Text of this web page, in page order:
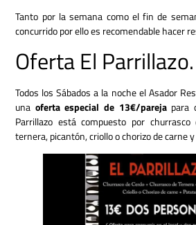
Tanto por la semana como el fin de
concurrido por ello es recomendable hacer
Oferta El Parrillazo.
Todos los Sábados a la noche el Asador
una oferta especial de 13€/parejapara
Parrillazo está compuesto por
ternera, picantón, criollo o chorizo de carne